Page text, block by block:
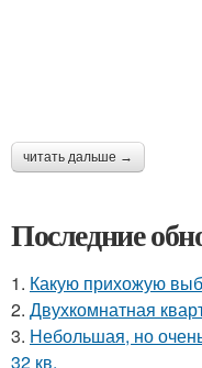
читать дальше →
Последние
1. Какую прихожую
2. Двухкомнатная
3. Небольшая, но
32 кв.